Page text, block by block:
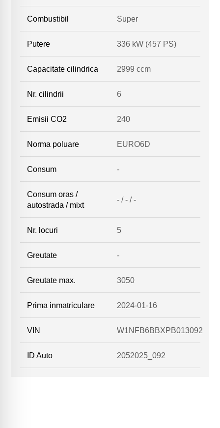
Combustibil Super
Putere 336 kW (457 PS)
Capacitate cilindrica 2999 ccm
Nr. cilindrii 6
Emisii CO2 240
Norma poluare EURO6D
Consum -
Consum oras /
autostrada / mixt
- / - / -
Nr. locuri 5
Greutate -
Greutate max. 3050
Prima inmatriculare 2024-01-16
VIN W1NFB6BBXPB013092
ID Auto 2052025_092